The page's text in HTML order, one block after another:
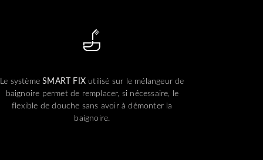
Le systèmeSMART FIX utilisé sur le mélangeur de
baignoire permet de remplacer, si nécessaire, le
flexible de douche sans avoir à démonter la
baignoire.